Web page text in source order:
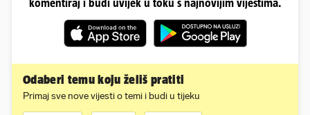
komentiraj i budi uvijek u toku s najnovijim vijestima.
Odaberi temu koju želiš pratiti
Primaj sve nove vijesti o temi i budi u tijeku